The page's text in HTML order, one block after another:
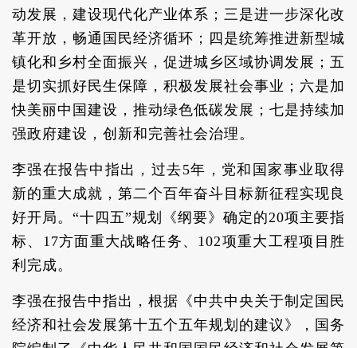
动发展，建设现代化产业体系；三是进一步深化改
革开放，畅通国民经济循环；四是统筹推进新型城
镇化和乡村全面振兴，促进城乡区域协调发展；五
是切实抓好民生保障，积极发展社会事业；六是加
快美丽中国建设，推动绿色低碳发展；七是持续加
强政府建设，创新和完善社会治理。
李强在报告中指出，过去5年，党和国家事业取得
新的重大成就，第二个百年奋斗目标新征程实现良
好开局。“十四五”规划《纲要》确定的20项主要指
标、17方面重大战略任务、102项重大工程项目胜
利完成。
李强在报告中指出，根据《中共中央关于制定国民
经济和社会发展第十五个五年规划的建议》，国务